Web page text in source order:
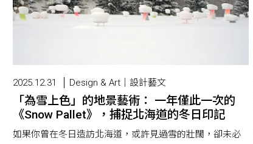
2025.12.31 Design & Art｜設計藝文
「為雪上色」的地景藝術： 一年僅此一次的
《Snow Pallet》，捕捉北海道的冬日印記
如果你曾在冬日造訪北海道，或許見過雪的壯闊，卻未必